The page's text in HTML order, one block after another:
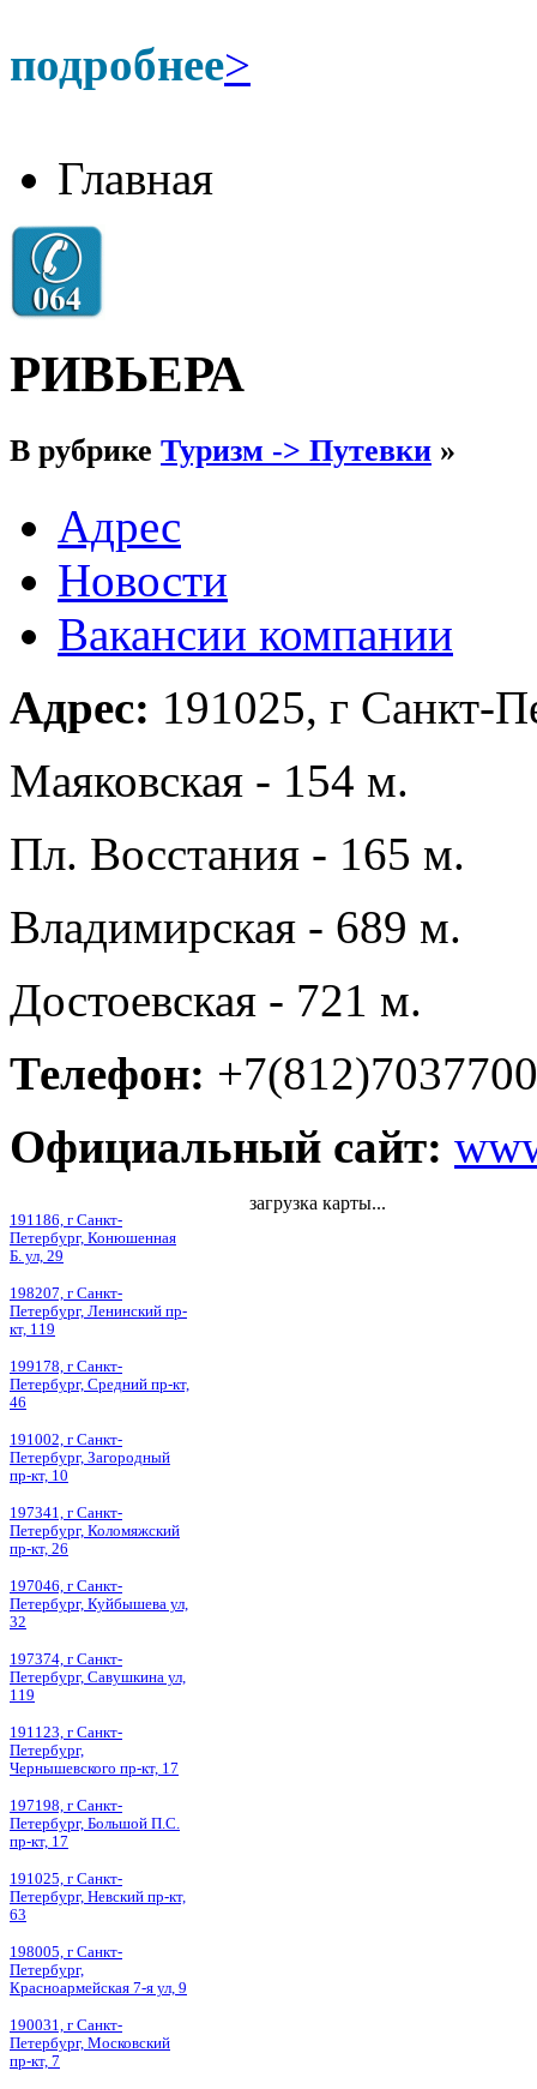
подробнее>
Главная
РИВЬЕРА
В рубрике Туризм -> Путевки »
Адрес
Новости
Вакансии компании
Адрес: 191025, г Санкт-
Маяковская - 154 м.
Пл. Восстания - 165 м.
Владимирская - 689 м.
Достоевская - 721 м.
Телефон: +7(812)7037700
Официальный сайт:
191186, г Санкт-
Петербург, Конюшенная
Б. ул, 29
198207, г Санкт-
Петербург, Ленинский пр-
кт, 119
199178, г Санкт-
Петербург, Средний пр-кт,
46
191002, г Санкт-
Петербург, Загородный
пр-кт, 10
197341, г Санкт-
Петербург, Коломяжский
пр-кт, 26
197046, г Санкт-
Петербург, Куйбышева ул,
32
197374, г Санкт-
Петербург, Савушкина ул,
119
191123, г Санкт-
Петербург,
Чернышевского пр-кт, 17
197198, г Санкт-
Петербург, Большой П.С.
пр-кт, 17
191025, г Санкт-
Петербург, Невский пр-кт,
63
198005, г Санкт-
Петербург,
Красноармейская 7-я ул, 9
190031, г Санкт-
Петербург, Московский
пр-кт, 7
загрузка карты...